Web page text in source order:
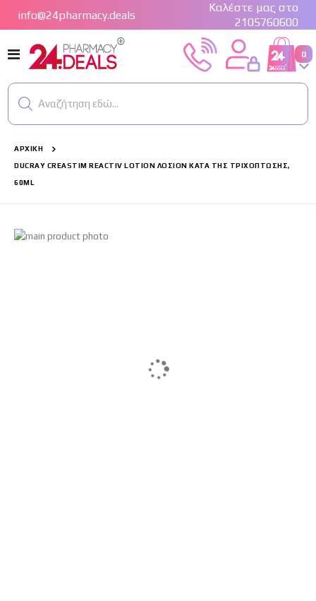
info@24pharmacy.deals
Καλέστε μας στο
2105760600
Εναλλαγή
Πλοήγησης
Cart
0
Αναζήτηση εδώ...
ΑΡΧΙΚΉ
DUCRAY CREASTIM REACTIV LOTION ΛΟΣΙΌΝ ΚΑΤΆ ΤΗΣ ΤΡΙΧΌΠΤΩΣΗΣ,
60ML
Μετάβαση